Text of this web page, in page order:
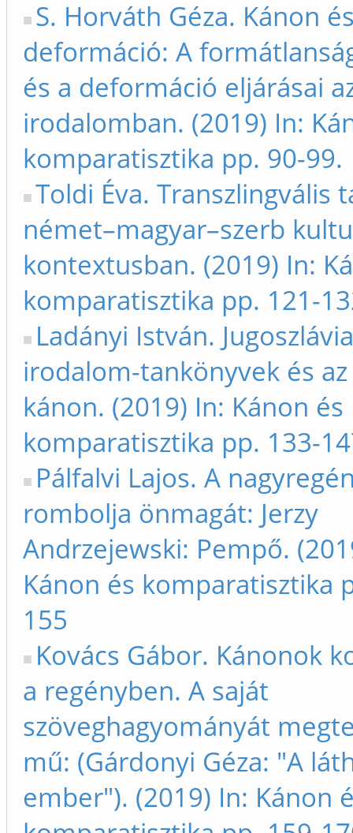
S. Horváth Géza. Kánon
deformáció: A
és a deformáció eljárásai
irodalomban. (2019) In:
komparatisztika pp. 90-99.
Toldi Éva. Transzlingvális
német–magyar–szerb
kontextusban. (2019) In:
komparatisztika pp. 121-
Ladányi István.
irodalom-tankönyvek és
kánon. (2019) In: Kánon és
komparatisztika pp. 133-
Pálfalvi Lajos. A
rombolja önmagát: Jerzy
Andrzejewski: Pempő.
Kánon és komparatisztika
155
Kovács Gábor. Kánonok
a regényben. A saját
szöveghagyományát
mű: (Gárdonyi Géza: "A
ember"). (2019) In: Kánon